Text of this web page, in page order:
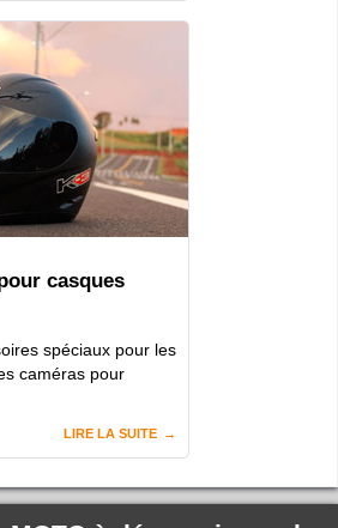
casques
spéciaux pour les
caméras pour
LIRE LA SUITE